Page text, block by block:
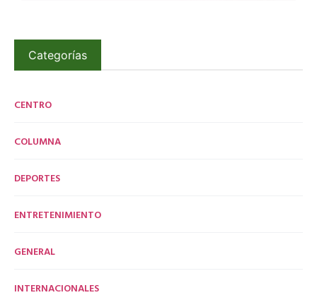
Categorías
CENTRO
COLUMNA
DEPORTES
ENTRETENIMIENTO
GENERAL
INTERNACIONALES